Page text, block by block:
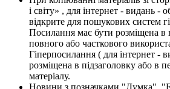
і світу» , для інтернет - видань -
відкрите для пошукових систем
Посилання має бути розміщена в
повного або часткового
Гіперпосилання ( для інтернет -
розміщена в підзаголовку або в
матеріалу.
Новини з позначками "Думка",